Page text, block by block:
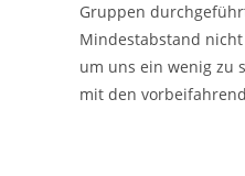
Gruppen
Mindestabstand
um uns ein wenig zu
mit den